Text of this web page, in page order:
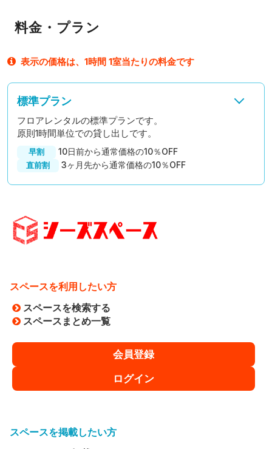
料金・プラン
表示の価格は、1時間 1室当たりの料金です
標準プラン
フロアレンタルの標準プランです。
原則1時間単位での貸し出しです。
早割 10日前から通常価格の10％OFF
直前割 3ヶ月先から通常価格の10％OFF
スペースを利用したい方
スペースを検索する
スペースまとめ一覧
会員登録
ログイン
スペースを掲載したい方